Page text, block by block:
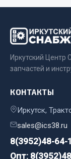
Весь раздел
Запчасти
Система
Система
Система
Сцепление
Иркутский
запчастей и
КОНТАКТЫ
Иркутск,
sales@ics38.ru
8(3952)48-64-
Опт: